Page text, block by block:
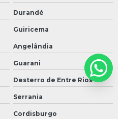
Durandé
Guiricema
Angelândia
Guarani
Desterro de Entre Rios
Serrania
Cordisburgo